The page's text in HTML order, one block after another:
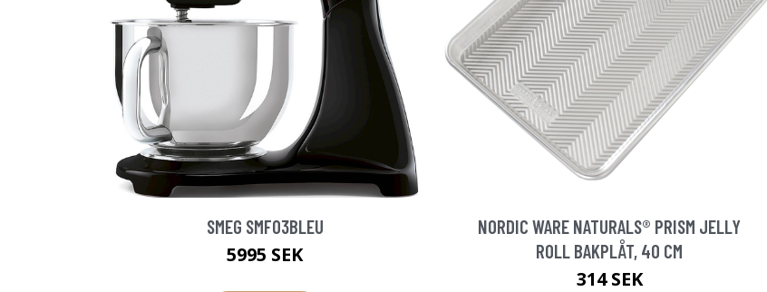
SMEG SMF03BLEU
5995 SEK
NORDIC WARE NATURALS® PRISM JELLY
ROLL BAKPLÅT, 40 CM
314 SEK